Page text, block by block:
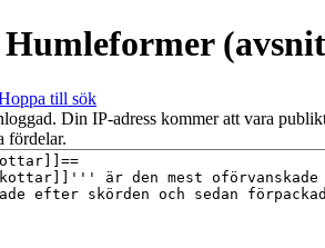
Humleformer
till sök
Din IP-adress kommer att vara
fördelar.